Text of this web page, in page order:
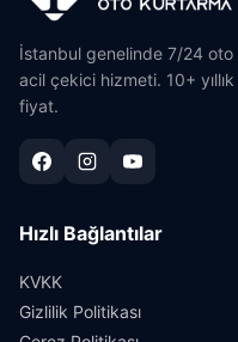
İstanbul genelinde 7/24 oto
acil çekici hizmeti. 10+
fiyat.
Hızlı Bağlantılar
KVKK
Gizlilik Politikası